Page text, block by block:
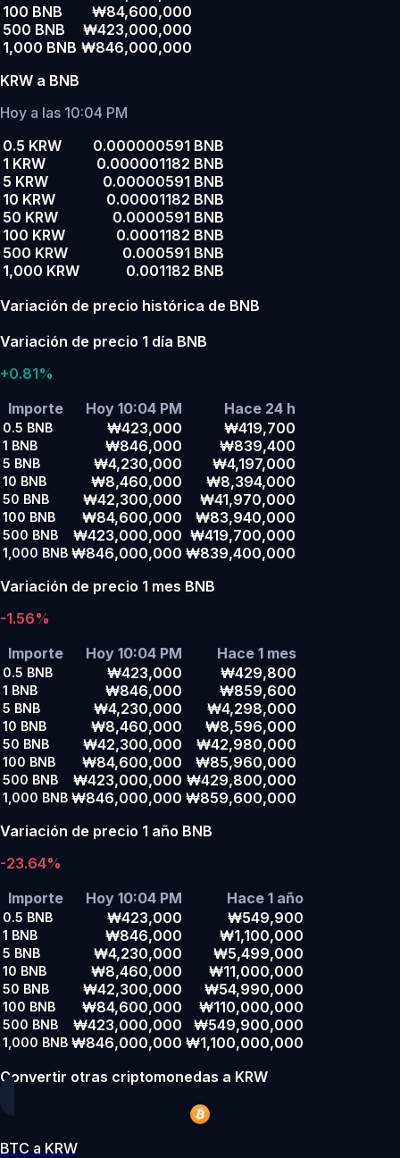
100 BNB
₩84,600,000
500 BNB
₩423,000,000
1,000 BNB ₩846,000,000
KRW a BNB
Hoy a las 10:04 PM
0.5 KRW
0.000000591 BNB
1 KRW
0.000001182 BNB
5 KRW
0.00000591 BNB
10 KRW
0.00001182 BNB
50 KRW
0.0000591 BNB
100 KRW
0.0001182 BNB
500 KRW
0.000591 BNB
1,000 KRW
0.001182 BNB
Variación de precio histórica de BNB
Variación de precio 1 día BNB
+0.81%
Importe
Hoy 10:04 PM Hace 24 h
0.5 BNB ₩423,000 ₩419,700
1 BNB ₩846,000 ₩839,400
5 BNB ₩4,230,000 ₩4,197,000
10 BNB ₩8,460,000 ₩8,394,000
50 BNB ₩42,300,000 ₩41,970,000
100 BNB ₩84,600,000 ₩83,940,000
500 BNB ₩423,000,000 ₩419,700,000
1,000 BNB ₩846,000,000 ₩839,400,000
Variación de precio 1 mes BNB
-1.56%
Importe
Hoy 10:04 PM Hace 1 mes
0.5 BNB ₩423,000 ₩429,800
1 BNB ₩846,000 ₩859,600
5 BNB ₩4,230,000 ₩4,298,000
10 BNB ₩8,460,000 ₩8,596,000
50 BNB ₩42,300,000 ₩42,980,000
100 BNB ₩84,600,000 ₩85,960,000
500 BNB ₩423,000,000 ₩429,800,000
1,000 BNB ₩846,000,000 ₩859,600,000
Variación de precio 1 año BNB
-23.64%
Importe
Hoy 10:04 PM Hace 1 año
0.5 BNB ₩423,000 ₩549,900
1 BNB ₩846,000 ₩1,100,000
5 BNB ₩4,230,000 ₩5,499,000
10 BNB ₩8,460,000 ₩11,000,000
50 BNB ₩42,300,000 ₩54,990,000
100 BNB ₩84,600,000 ₩110,000,000
500 BNB ₩423,000,000 ₩549,900,000
1,000 BNB ₩846,000,000 ₩1,100,000,000
Convertir otras criptomonedas a KRW
BTC a KRW